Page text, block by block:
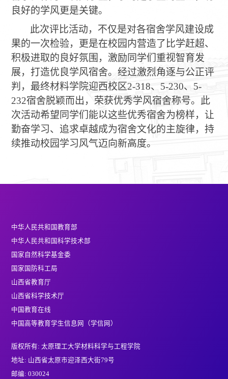
良好的学风更是关键。
此次评比活动，不仅是对各宿舍学风建设成
果的一次检验，更是在校园内营造了比学赶超、
积极进取的良好氛围，激励同学们重视智育发
展，打造优良学风宿舍。经过激烈角逐与公正评
判，最终材料学院迎西校区2-318、 5-230、 5-
232宿舍脱颖而出，荣获优秀学风宿舍称号。此
次活动希望同学们能以这些优秀宿舍为榜样，让
勤奋学习、追求卓越成为宿舍文化的主旋律，持
续推动校园学习风气迈向新高度。
中华人民共和国教育部
中华人民共和国科学技术部
国家自然科学基金委
国家国防科工局
山西省教育厅
山西省科学技术厅
中国教育在线
中国高等教育学生信息网（学信网）
版权所有: 太原理工大学材料科学与工程学院
地址: 山西省太原市迎泽西大街79号
邮编: 030024